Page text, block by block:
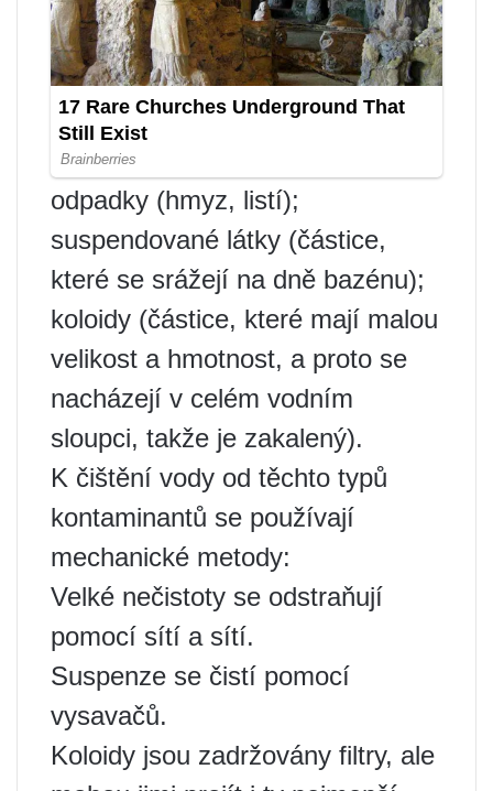
odpadky (hmyz, listí);
suspendované látky (částice,
které se srážejí na dně bazénu);
koloidy (částice, které mají malou
velikost a hmotnost, a proto se
nacházejí v celém vodním
sloupci, takže je zakalený).
K čištění vody od těchto typů
kontaminantů se používají
mechanické metody:
Velké nečistoty se odstraňují
pomocí sítí a sítí.
Suspenze se čistí pomocí
vysavačů.
Koloidy jsou zadržovány filtry, ale